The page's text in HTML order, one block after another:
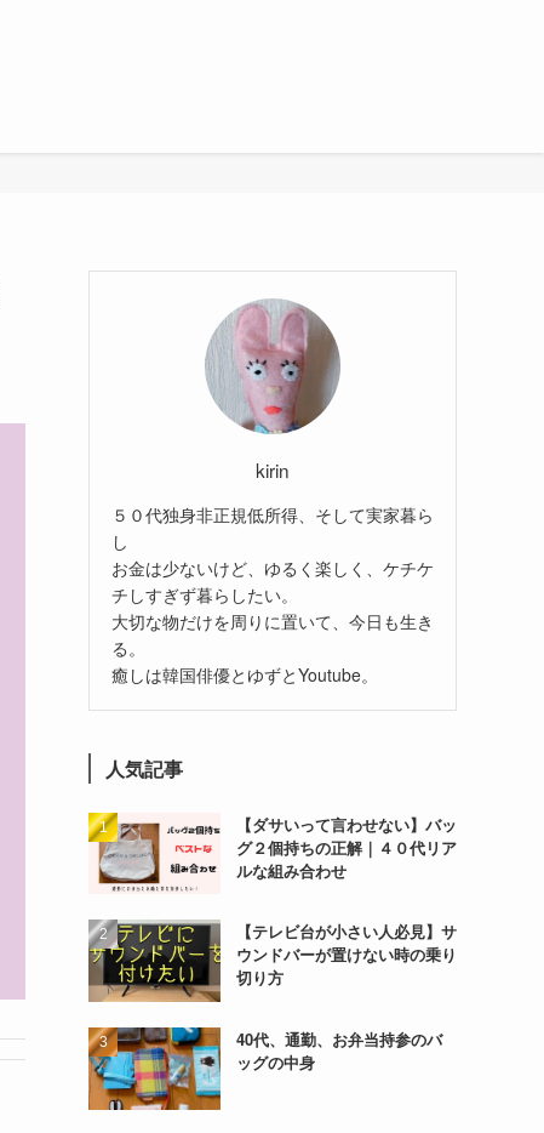
kirin
５０代独身非正規低所得、そして実家暮ら
し
お金は少ないけど、ゆるく楽しく、ケチケ
チしすぎず暮らしたい。
大切な物だけを周りに置いて、今日も生き
る。
癒しは韓国俳優とゆずとYoutube。
人気記事
【ダサいって言わせない】バッ
グ２個持ちの正解｜４０代リア
ルな組み合わせ
【テレビ台が小さい人必見】サ
ウンドバーが置けない時の乗り
切り方
40代、通勤、お弁当持参のバ
ッグの中身